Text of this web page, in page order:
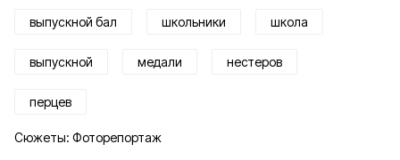
выпускной бал школьники школа
выпускной медали нестеров
перцев
Сюжеты: Фоторепортаж